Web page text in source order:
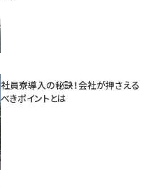
社員寮導入の秘訣！会社が押さえる
べきポイントとは